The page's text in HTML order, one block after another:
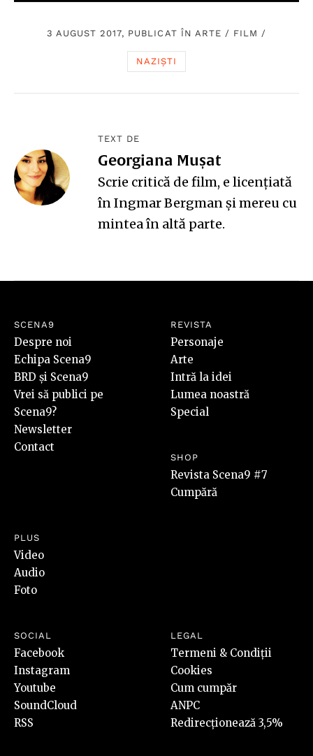
3 AUGUST 2017, PUBLICAT ÎN ARTE / FILM /
NAZIȘTI
TEXT DE
Georgiana Mușat
Scrie critică de film, e licențiată
în Ingmar Bergman și mereu cu
mintea în altă parte.
SCENA9
Despre noi
Echipa Scena9
BRD și Scena9
Vrei să publici pe
Scena9?
Newsletter
Contact
REVISTA
Personaje
Arte
Intră la idei
Lumea noastră
Special
SHOP
Revista Scena9 #7
Cumpără
PLUS
Video
Audio
Foto
SOCIAL
Facebook
Instagram
Youtube
SoundCloud
RSS
LEGAL
Termeni & Condiții
Cookies
Cum cumpăr
ANPC
Redirecționează 3,5%